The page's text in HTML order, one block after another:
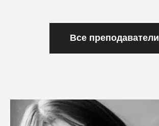
Все преподаватели